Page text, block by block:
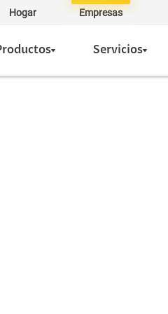
Hogar Empresas
Servicios